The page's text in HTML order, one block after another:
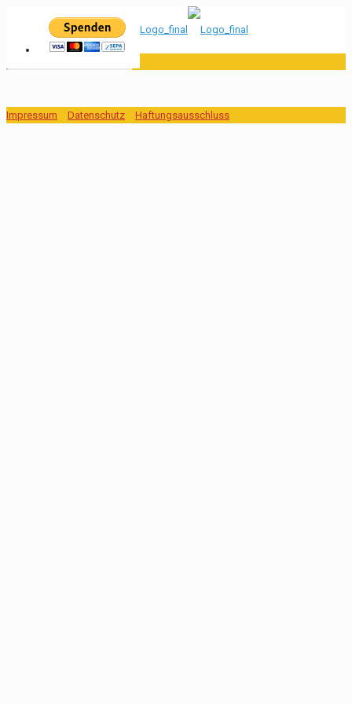
Impressum Datenschutz Haftungsausschluss